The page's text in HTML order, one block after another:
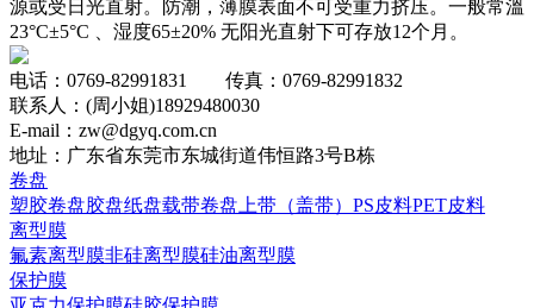
源或受日光直射。防潮，薄膜表面不可受重力挤压。一般常溫
23°C±5°C 、湿度65±20% 无阳光直射下可存放12个月。
电话：0769-82991831 传真：0769-82991832
联系人：(周小姐)18929480030
E-mail：zw@dgyq.com.cn
地址：广东省东莞市东城街道伟恒路3号B栋
卷盘
塑胶卷盘胶盘纸盘载带卷盘 上带（盖带） PS皮料PET皮料
离型膜
氟素离型膜非硅离型膜硅油离型膜
保护膜